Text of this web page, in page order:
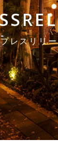
プレスリリ